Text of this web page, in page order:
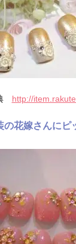
http://
花嫁さんにピ